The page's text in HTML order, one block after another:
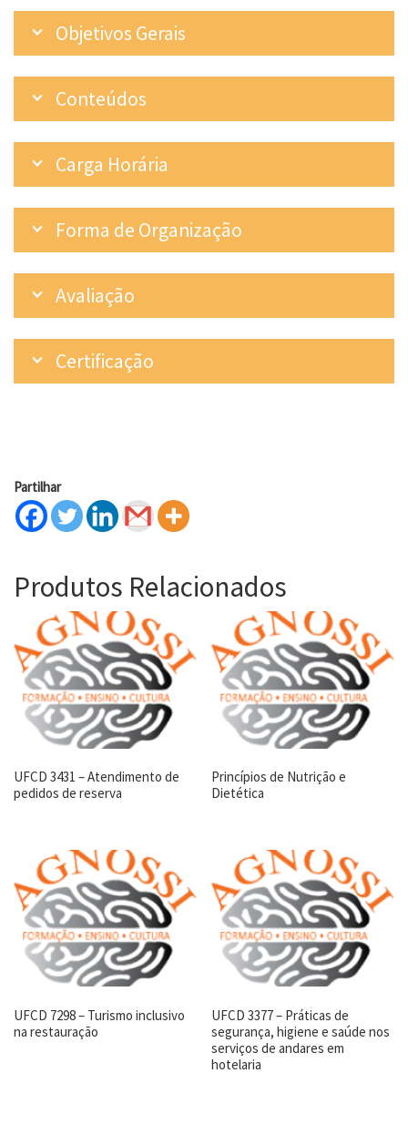
Objetivos Gerais
Conteúdos
Carga Horária
Forma de Organização
Avaliação
Certificação
Partilhar
Produtos Relacionados
UFCD 3431 – Atendimento de
pedidos de reserva
Princípios de Nutrição e
Dietética
UFCD 7298 – Turismo inclusivo
na restauração
UFCD 3377 – Práticas de
segurança, higiene e saúde nos
serviços de andares em
hotelaria